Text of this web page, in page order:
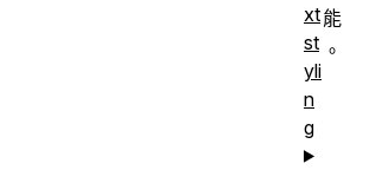
能
。
xt
st
yli
n
g